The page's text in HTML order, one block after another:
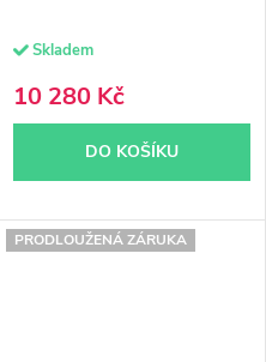
Skladem
10 280 Kč
DO KOŠÍKU
PRODLOUŽENÁ ZÁRUKA